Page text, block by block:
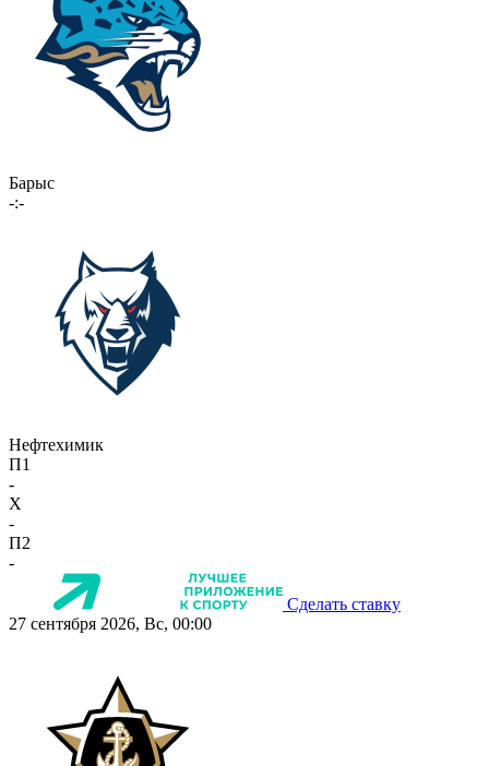
Барыс
-:-
Нефтехимик
П1
-
X
-
П2
-
Сделать ставку
27 сентября 2026, Вс, 00:00